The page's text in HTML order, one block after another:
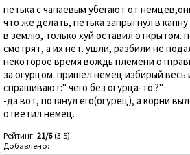
петька с чапаевым убегают от
что же делать, петька запрыгнул в капну
в землю, только хуй оставил открытом.
смотрят, а их нет. ушли, разбили не
некоторое время вождь племени
за огурцом. пришёл немец избирый весь
спрашивают:" чего без огурца-то ?"
-да вот, потянул его(огурец), а корни
ответил немец.
Рейтинг: 21/6(3.5)
Добавлено: